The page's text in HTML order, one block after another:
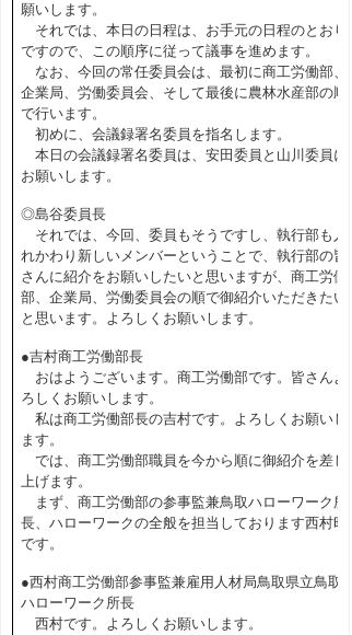
願いします。
それでは、本日の日程は、お手元の日程のとおり
ですので、この順序に従って議事を進めます。
なお、今回の常任委員会は、最初に商工労働部、
企業局、労働委員会、そして最後に農林水産部の順
で行います。
初めに、会議録署名委員を指名します。
本日の会議録署名委員は、安田委員と山川委員に
お願いします。
◎島谷委員長
それでは、今回、委員もそうですし、執行部も入
れかわり新しいメンバーということで、執行部の皆
さんに紹介をお願いしたいと思いますが、商工労働
部、企業局、労働委員会の順で御紹介いただきたい
と思います。よろしくお願いします。
●吉村商工労働部長
おはようございます。商工労働部です。皆さんよ
ろしくお願いします。
私は商工労働部長の吉村です。よろしくお願いし
ます。
では、商工労働部職員を今から順に御紹介を差し
上げます。
まず、商工労働部の参事監兼鳥取ハローワーク所
長、ハローワークの全般を担当しております西村昭
です。
●西村商工労働部参事監兼雇用人材局鳥取県立鳥取
ハローワーク所長
西村です。よろしくお願いします。